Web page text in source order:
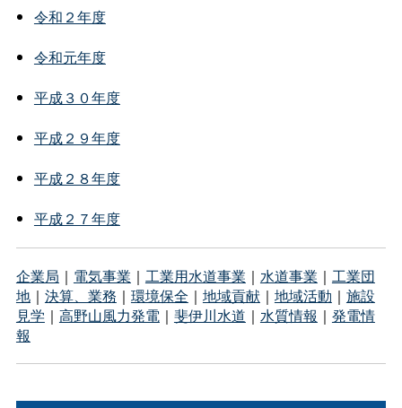
令和２年度
令和元年度
平成３０年度
平成２９年度
平成２８年度
平成２７年度
企業局 ｜ 電気事業 ｜ 工業用水道事業 ｜ 水道事業 ｜ 工業団
地｜ 決算、業務 ｜ 環境保全 ｜ 地域貢献｜ 地域活動 ｜ 施設
見学 ｜ 高野山風力発電 ｜ 斐伊川水道 ｜ 水質情報 ｜ 発電情
報